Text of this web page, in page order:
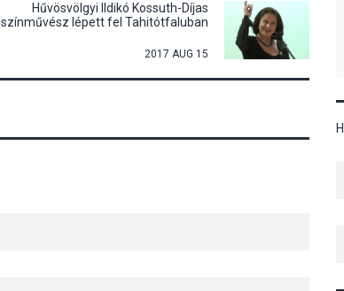
Hűvösvölgyi Ildikó Kossuth-Díjas
színművész lépett fel Tahitótfaluban
2017 AUG 15